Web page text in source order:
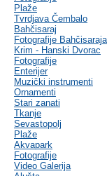
Plaže
Tvrdjava Čembalo
Bahčisaraj
Fotografije Bahčisaraja
Krim - Hanski Dvorac
Fotografije
Enterijer
Muzički instrumenti
Ornamenti
Stari zanati
Tkanje
Sevastopolj
Plaže
Akvapark
Fotografije
Video Galerija